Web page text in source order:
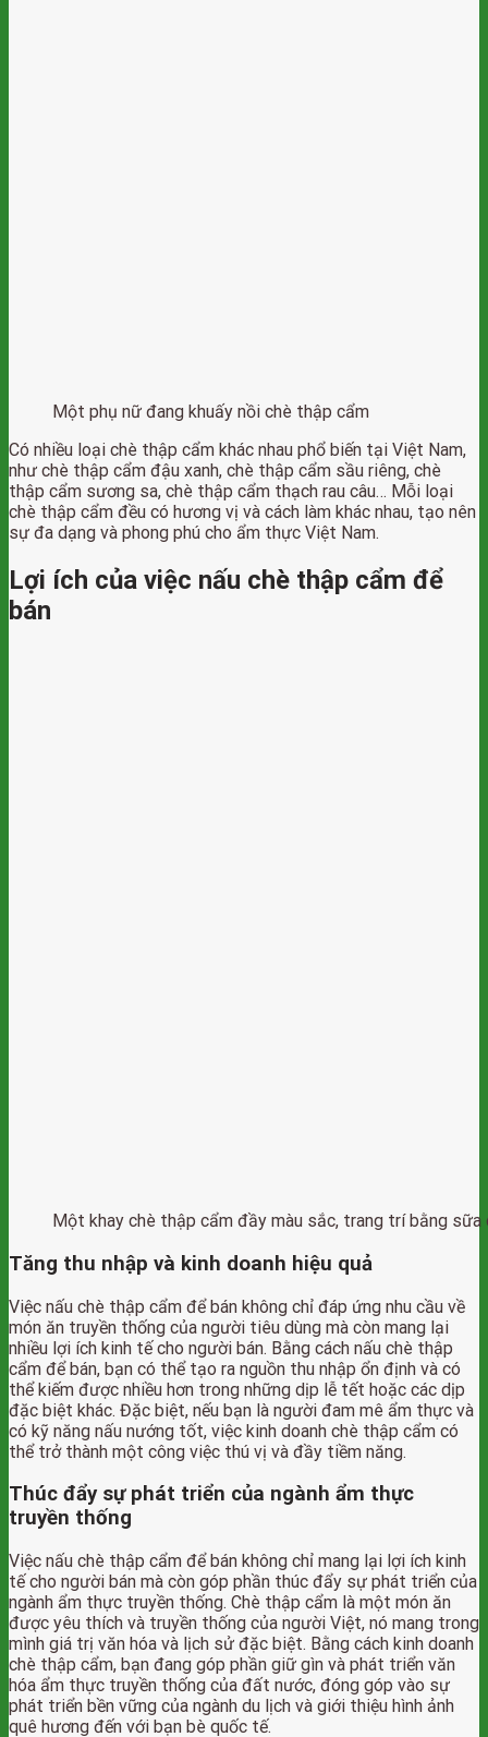
Một phụ nữ đang khuấy nồi chè thập cẩm
Có nhiều loại chè thập cẩm khác nhau phổ biến tại Việt Nam,
như chè thập cẩm đậu xanh, chè thập cẩm sầu riêng, chè
thập cẩm sương sa, chè thập cẩm thạch rau câu… Mỗi loại
chè thập cẩm đều có hương vị và cách làm khác nhau, tạo nên
sự đa dạng và phong phú cho ẩm thực Việt Nam.
Lợi ích của việc nấu chè thập cẩm để
bán
Một khay chè thập cẩm đầy màu sắc, trang trí bằng sữa
Tăng thu nhập và kinh doanh hiệu quả
Việc nấu chè thập cẩm để bán không chỉ đáp ứng nhu cầu về
món ăn truyền thống của người tiêu dùng mà còn mang lại
nhiều lợi ích kinh tế cho người bán. Bằng cách nấu chè thập
cẩm để bán, bạn có thể tạo ra nguồn thu nhập ổn định và có
thể kiếm được nhiều hơn trong những dịp lễ tết hoặc các dịp
đặc biệt khác. Đặc biệt, nếu bạn là người đam mê ẩm thực và
có kỹ năng nấu nướng tốt, việc kinh doanh chè thập cẩm có
thể trở thành một công việc thú vị và đầy tiềm năng.
Thúc đẩy sự phát triển của ngành ẩm thực
truyền thống
Việc nấu chè thập cẩm để bán không chỉ mang lại lợi ích kinh
tế cho người bán mà còn góp phần thúc đẩy sự phát triển của
ngành ẩm thực truyền thống. Chè thập cẩm là một món ăn
được yêu thích và truyền thống của người Việt, nó mang trong
mình giá trị văn hóa và lịch sử đặc biệt. Bằng cách kinh doanh
chè thập cẩm, bạn đang góp phần giữ gìn và phát triển văn
hóa ẩm thực truyền thống của đất nước, đóng góp vào sự
phát triển bền vững của ngành du lịch và giới thiệu hình ảnh
quê hương đến với bạn bè quốc tế.